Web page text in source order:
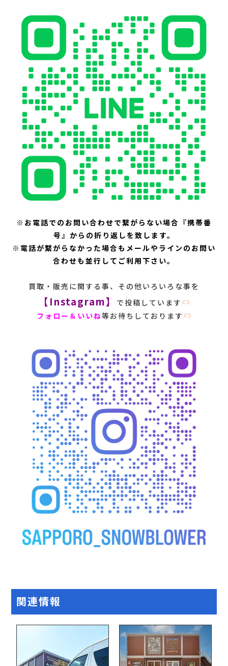
※お電話でのお問い合わせで繋がらない場合『携帯番
号』からの折り返しを致します。
※電話が繋がらなかった場合もメールやラインのお問い
合わせも並行してご利用下さい。
買取・販売に関する事、その他いろいろな事を
【Instagram】
で投稿しています
フォロー＆いいね等お待ちしております
関連情報